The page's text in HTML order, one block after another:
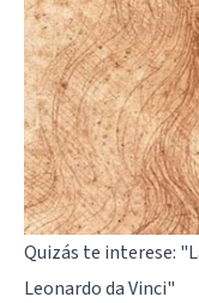
Quizás te interese:
Leonardo da Vinci"